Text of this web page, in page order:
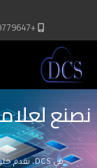
+201279779647
نصنع
في DCS، نقدم حلولاً متكاملة تبدأ من الفكرة وتصل بك إلى الصدارة.